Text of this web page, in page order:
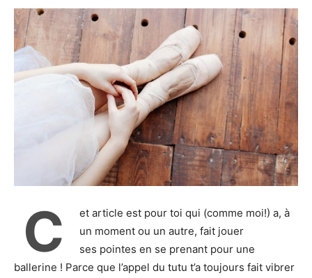
C
et article est pour toi qui (comme moi!) a, à
un moment ou un autre, fait jouer
ses pointes en se prenant pour une
ballerine ! Parce que l’appel du tutu t’a toujours fait vibrer